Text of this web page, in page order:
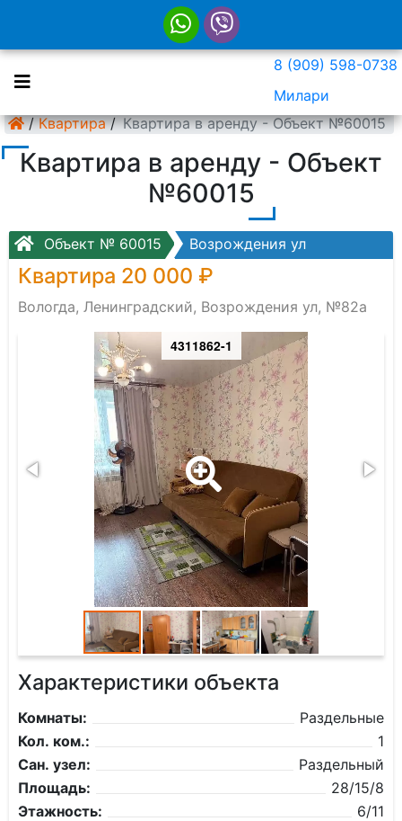
8 (909) 598-0738
Милари
/ Квартира / Квартира в аренду - Объект №60015
Квартира в аренду - Объект
№60015
Объект № 60015 Возрождения ул
Квартира 20 000 ₽
Вологда, Ленинградский, Возрождения ул, №82а
4311862-1
Характеристики объекта
Комнаты:
Раздельные
Кол. ком.:
1
Сан. узел:
Раздельный
Площадь:
28/15/8
Этажность:
6/11